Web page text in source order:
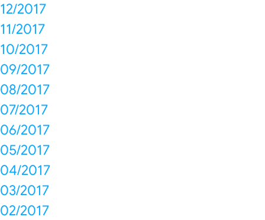
12/2017
11/2017
10/2017
09/2017
08/2017
07/2017
06/2017
05/2017
04/2017
03/2017
02/2017